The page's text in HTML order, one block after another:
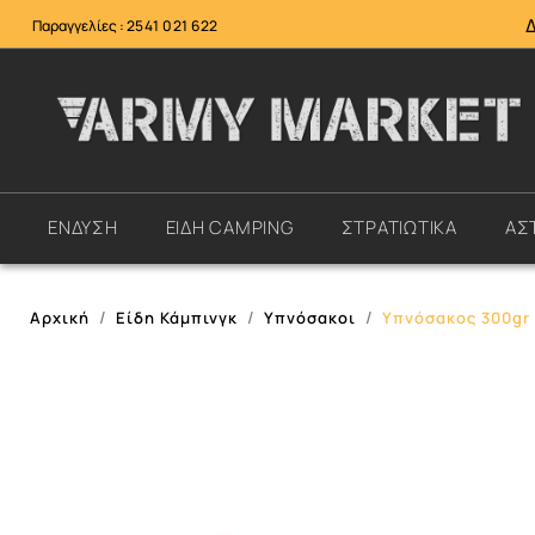
Παραγγελίες :2541 021 622
ΕΝΔΥΣΗ ΕΙΔΗ CAMPING ΣΤΡΑΤΙΩΤΙΚΑ
Αρχική Είδη Κάμπινγκ Υπνόσακοι Υπνόσακος 300gr